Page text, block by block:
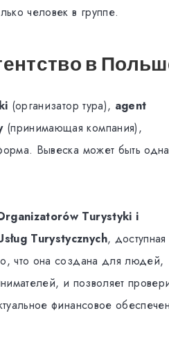
человек в группе.
в
(организатор тура), agent
(принимающая компания),
Вывеска может быть
Turystyki i
Turystycznych, доступная
что она создана для людей,
и позволяет
финансовое